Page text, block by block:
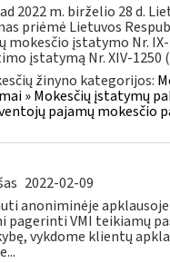
2022 m. birželio 28 d.
priėmė Lietuvos
mokesčio įstatymo Nr. IX-
įstatymą Nr. XIV-1250
žinyno kategorijos:
» Mokesčių įstatymų
pajamų mokesčio
2022-02-09
anoniminėje
pagerinti VMI teikiamų
vykdome klientų